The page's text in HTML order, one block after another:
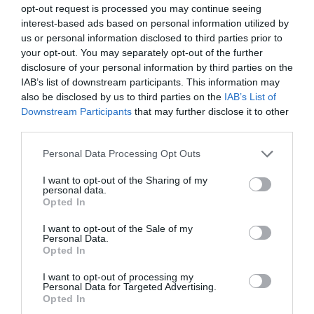
opt-out request is processed you may continue seeing
interest-based ads based on personal information utilized by
us or personal information disclosed to third parties prior to
your opt-out. You may separately opt-out of the further
disclosure of your personal information by third parties on the
IAB’s list of downstream participants. This information may
also be disclosed by us to third parties on the IAB’s List of
Downstream Participants that may further disclose it to other
Personal Data Processing Opt Outs
I want to opt-out of the Sharing of my
personal data.
Opted In
I want to opt-out of the Sale of my
Personal Data.
Opted In
I want to opt-out of processing my
Personal Data for Targeted Advertising.
Opted In
Facebook Partager cette voie
Itinéraire
tiempo estimado6 heures 58 minutes)
Prendre la direction 0,1 km
Tourner àdroite
Au rond-point, prendre la
Rejoindre
Tourner légèrement àdroiteversN5 0,4 km
Continuer tout droit sur
Données cartographiques
©2016 Google
partir de